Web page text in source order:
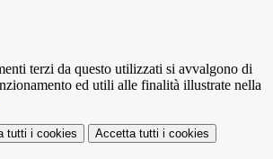
terzi da questo utilizzati si avvalgono di
ed utili alle finalità illustrate nella
tutti i cookies Accetta tutti i cookies